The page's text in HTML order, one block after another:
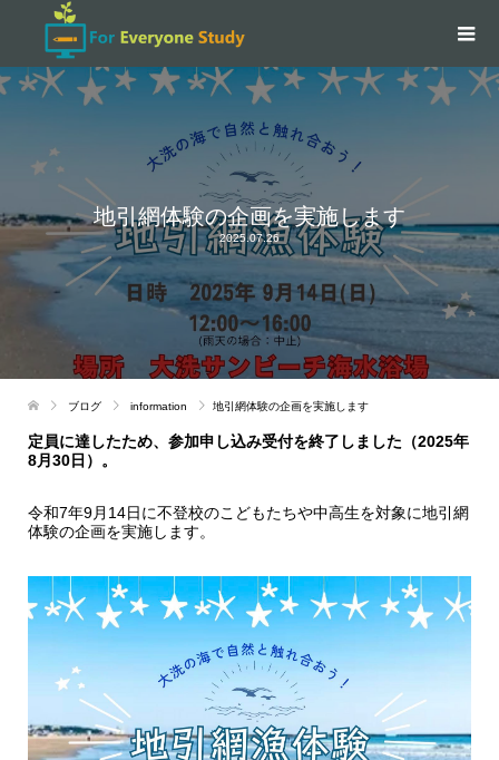
地引網体験の企画を実施します
2025.07.26
ブログ information 地引網体験の企画を実施します
定員に達したため、参加申し込み受付を終了しました（2025年
8月30日）。
令和7年9月14日に不登校のこどもたちや中高生を対象に地引網
体験の企画を実施します。